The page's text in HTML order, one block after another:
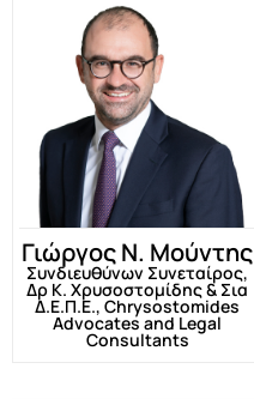
Γιώργος Ν. Μούντης
Συνδιευθύνων Συνεταίρος,
Δρ Κ. Χρυσοστομίδης & Σια
Δ.Ε.Π.Ε., Chrysostomides
Advocates and Legal
Consultants